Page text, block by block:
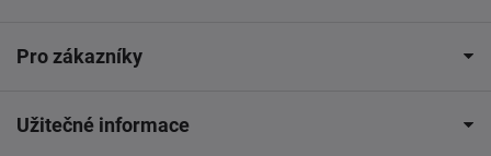
Pro zákazníky
Užitečné informace